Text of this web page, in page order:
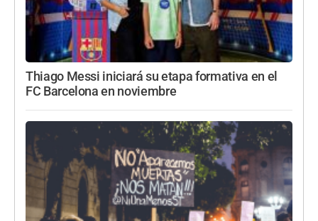
Thiago Messi iniciará su etapa formativa en el
FC Barcelona en noviembre